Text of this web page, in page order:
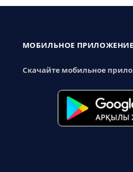
МОБИЛЬНОЕ ПРИЛОЖЕНИЕ
Скачайте мобильное